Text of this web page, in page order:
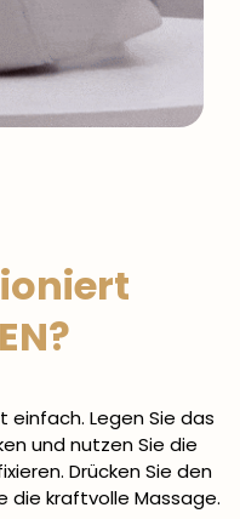
einfach. Legen Sie das
und nutzen Sie die
Drücken Sie den
die kraftvolle Massage.